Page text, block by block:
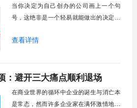
当你决定为自己创办的公司画上一个句
号，这绝非是一个轻易就能做出的决定，
象里，常常是复杂、耗时且充满挑战的代
优化营商环境，各地已经推出了多项便利
化改革，企业注销的体验正悄然发生着积
查看详情
：避开三大痛点顺利退场
在商业世界的循环中企业的诞生与消亡本
是常态，然而许多企业家在满怀激情地创